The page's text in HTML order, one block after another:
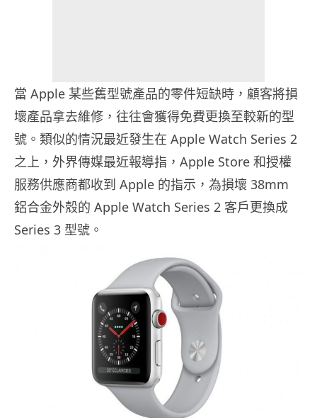
當 Apple 某些舊型號產品的零件短缺時，顧客將損
壞產品拿去維修，往往會獲得免費更換至較新的型
號。類似的情況最近發生在 Apple Watch Series 2
之上，外界傳媒最近報導指，Apple Store 和授權
服務供應商都收到 Apple 的指示，為損壞 38mm
鋁合金外殼的 Apple Watch Series 2 客戶更換成
Series 3 型號。